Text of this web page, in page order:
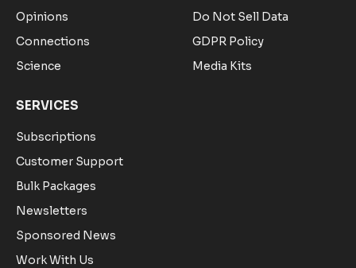
Opinions
Connections
Science
Do Not Sell Data
GDPR Policy
Media Kits
SERVICES
Subscriptions
Customer Support
Bulk Packages
Newsletters
Sponsored News
Work With Us